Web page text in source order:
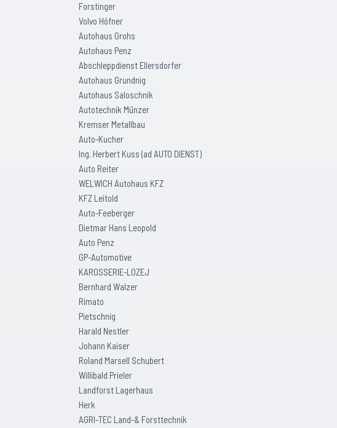
Forstinger
Volvo Höfner
Autohaus Grohs
Autohaus Penz
Abschleppdienst Ellersdorfer
Autohaus Grundnig
Autohaus Saloschnik
Autotechnik Münzer
Kremser Metallbau
Auto-Kucher
Ing. Herbert Kuss (ad AUTO DIENST)
Auto Reiter
WELWICH Autohaus KFZ
KFZ Leitold
Auto-Feeberger
Dietmar Hans Leopold
Auto Penz
GP-Automotive
KAROSSERIE-LOZEJ
Bernhard Walzer
Rimato
Pietschnig
Harald Nestler
Johann Kaiser
Roland Marsell Schubert
Willibald Prieler
Landforst Lagerhaus
Herk
AGRI-TEC Land-& Forsttechnik